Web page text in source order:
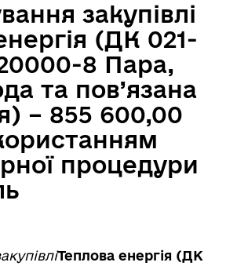
закупівлі
(ДК 021-
8 Пара,
та пов’язана
– 855 600,00
процедури
Теплова енергія (ДК